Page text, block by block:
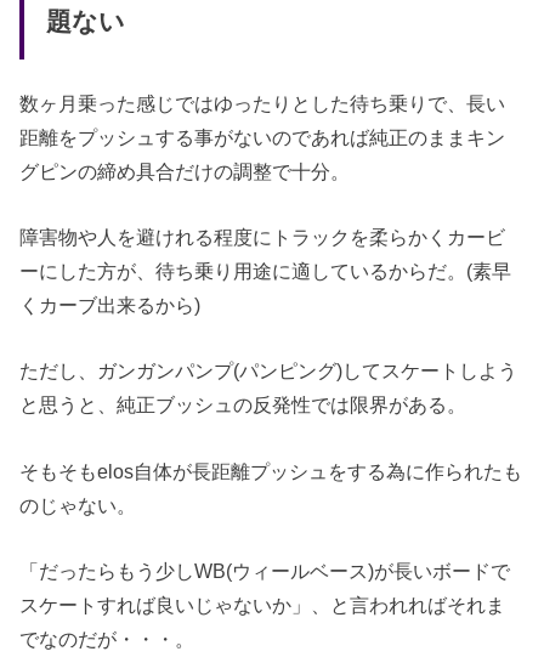
題ない
数ヶ月乗った感じではゆったりとした待ち乗りで、長い
距離をプッシュする事がないのであれば純正のままキン
グピンの締め具合だけの調整で十分。
障害物や人を避けれる程度にトラックを柔らかくカービ
ーにした方が、待ち乗り用途に適しているからだ。(素早
くカーブ出来るから)
ただし、ガンガンパンプ(パンピング)してスケートしよう
と思うと、純正ブッシュの反発性では限界がある。
そもそもelos自体が長距離プッシュをする為に作られたも
のじゃない。
「だったらもう少しWB(ウィールベース)が長いボードで
スケートすれば良いじゃないか」、と言われればそれま
でなのだが・・・。